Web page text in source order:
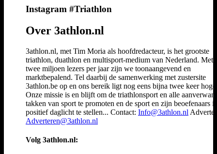
Instagram #Triathlon
Over 3athlon.nl
3athlon.nl, met Tim Moria als hoofdredacteur, is het grootste
triathlon, duathlon en multisport-medium van Nederland. Met
twee miljoen lezers per jaar zijn we toonaangevend en
marktbepalend. Tel daarbij de samenwerking met zustersite
3athlon.be op en ons bereik ligt nog eens bijna twee keer
Onze missie is en blijft om de triathlonsport en alle
takken van sport te promoten en de sport en zijn beoefenaars
positief daglicht te stellen... Contact: Info@3athlon.nl
Adverteren@3athlon.nl
Volg 3athlon.nl: